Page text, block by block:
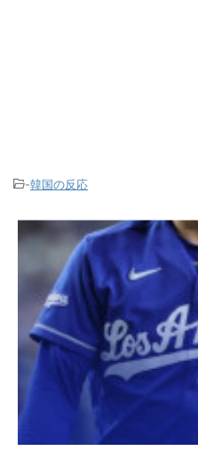
-韓国の反応